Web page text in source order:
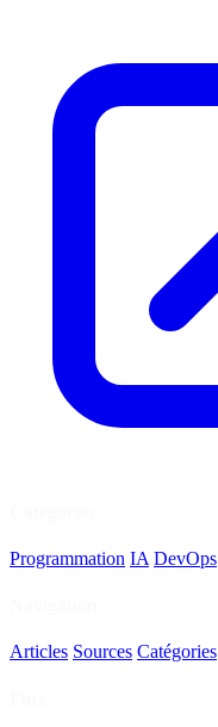
Programmation IA DevOps
Articles Sources Catégories